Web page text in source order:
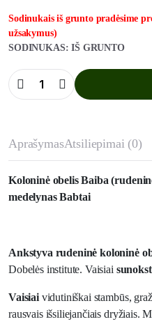
Sodinukais iš grunto pradėsime
užsakymus)
SODINUKAS: IŠ GRUNTO
Koloninė
obelis
AprašymasAtsiliepimai (0)
Koloninė obelis Baiba
medelynas Babtai
Ankstyva rudeninė koloninė
Dobelės institute. Vaisiai
Vaisiaividutiniškai stambūs,
rausvais išsiliejančiais dryžiais.